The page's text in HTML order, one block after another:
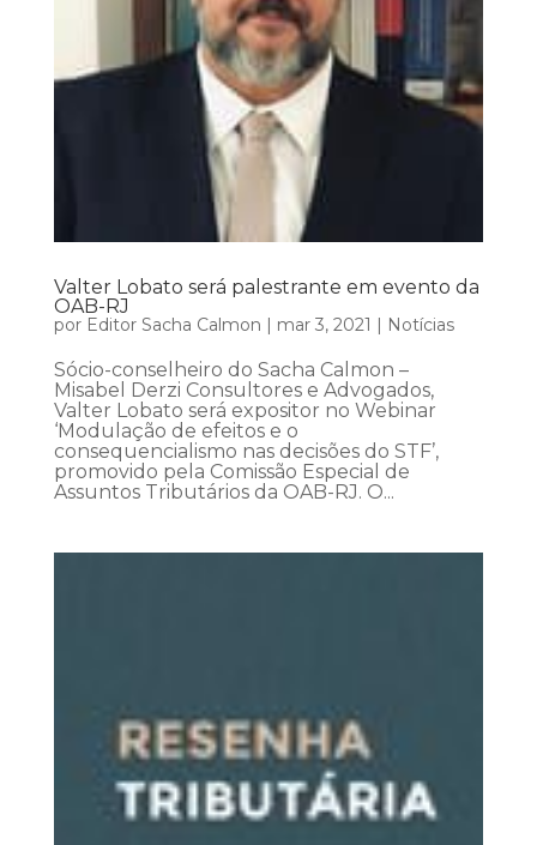
Valter Lobato será palestrante em evento da
OAB-RJ
por Editor Sacha Calmon | mar 3, 2021 | Notícias
Sócio-conselheiro do Sacha Calmon –
Misabel Derzi Consultores e Advogados,
Valter Lobato será expositor no Webinar
‘Modulação de efeitos e o
consequencialismo nas decisões do STF’,
promovido pela Comissão Especial de
Assuntos Tributários da OAB-RJ. O...